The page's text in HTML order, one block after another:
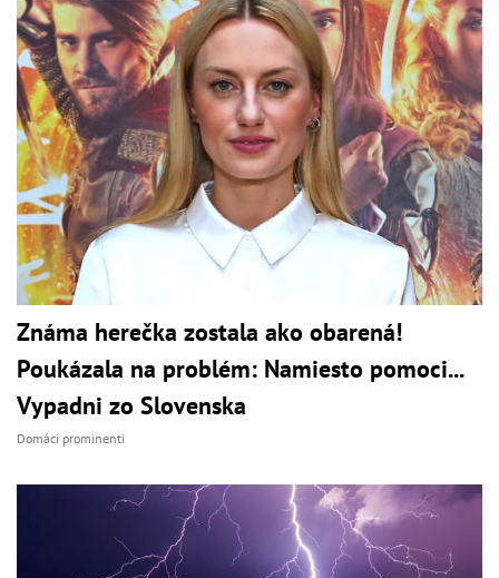
Známa herečka zostala ako obarená!
Poukázala na problém: Namiesto pomoci...
Vypadni zo Slovenska
Domáci prominenti